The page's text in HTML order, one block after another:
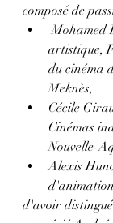
composé de
Mohamed Beyoud, directeur
artistique,
du cinéma
Meknès,
Cécile
Cinémas
Nouvelle-
Alexis
d'avoir